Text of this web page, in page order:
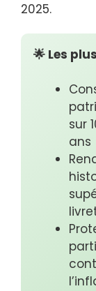
2025.
🌟 Les plus
sur
ans